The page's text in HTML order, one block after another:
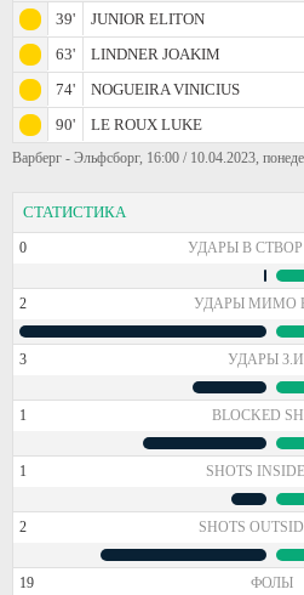
39'
JUNIOR ELITON
63'
LINDNER JOAKIM
74'
NOGUEIRA VINICIUS
90'
LE ROUX LUKE
Варберг - Эльфсборг, 16:00 / 10.04.2023,
СТАТИСТИКА
0 УДАРЫ В
2 УДАРЫ МИМО
3 УДАРЫ З.И.
1 BLOCKED
1 SHOTS
2 SHOTS
19 ФОЛЫ